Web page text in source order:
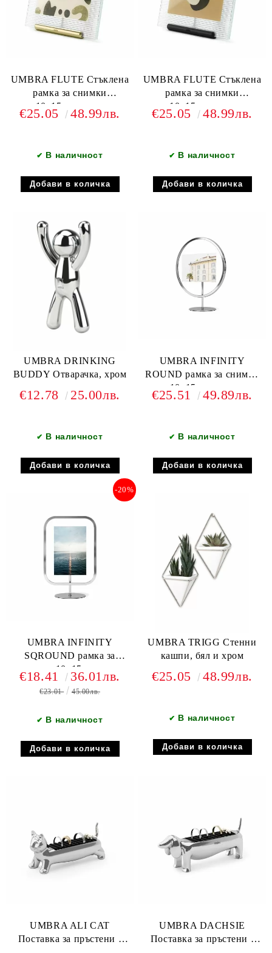
UMBRA FLUTE Стъклена
рамка за снимки
10х15см.златен
€25.05 48.99лв.
✔ В наличност
UMBRA FLUTE Стъклена
рамка за снимки
10х15см.черен
€25.05 48.99лв.
✔ В наличност
UMBRA DRINKING
BUDDY Отварачка, хром
€12.78 25.00лв.
✔ В наличност
UMBRA INFINITY
ROUND рамка за снимки
10х15см, хром
€25.51 49.89лв.
✔ В наличност
UMBRA INFINITY
SQROUND рамка за
снимки 10х15см, хром
-20%
€18.41 36.01лв.
€23.01 45.00лв.
✔ В наличност
UMBRA TRIGG Стенни
кашпи, бял и хром
€25.05 48.99лв.
✔ В наличност
UMBRA ALI CAT
Поставка за пръстени -
UMBRA DACHSIE
Поставка за пръстени -